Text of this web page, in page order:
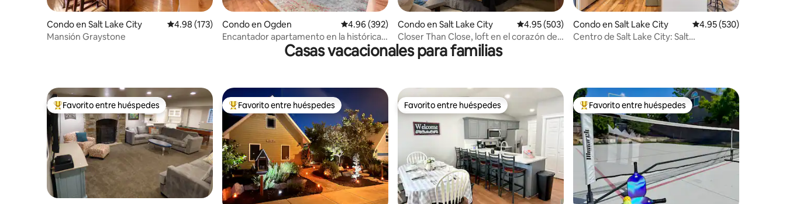
Condo en Salt Lake City Calificación promedio: 4.98 de 5, 173 reseñas
4.98 (173)
Mansión Graystone
Condo en Ogden Calificación promedio: 4.96 de 5, 392 reseñas
4.96 (392)
Encantador apartamento en la histórica
calle 25 *Aparcamiento
Condo en Salt Lake City Calificación promedio: 4.95 de 5, 503 reseñas
4.95 (503)
Closer Than Close, loft en el corazón del
centro de SLC
Condo en Salt Lake City Calificación promedio:
4.95 (530)
Centro de Salt Lake City: Salt
Casas vacacionales para familias
Favorito entre huéspedes preferido
Favorito entre huéspedes Favorito entre huéspedes preferido
Favorito entre huéspedes Favorito entre huéspedes
Favorito entre huéspedes Favorito entre huéspedes preferido
Favorito entre huéspedes